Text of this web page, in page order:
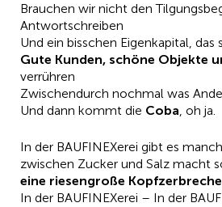
Brauchen wir nicht den
Antwortschreiben
Und ein bisschen Eigenkapital, das
Gute Kunden, schöne Objekte
verrühren
Zwischendurch nochmal was
Und dann kommt die Coba, oh ja.
In der BAUFINEXerei gibt es
zwischen Zucker und Salz macht
eine riesengroße
In der BAUFINEXerei – In der